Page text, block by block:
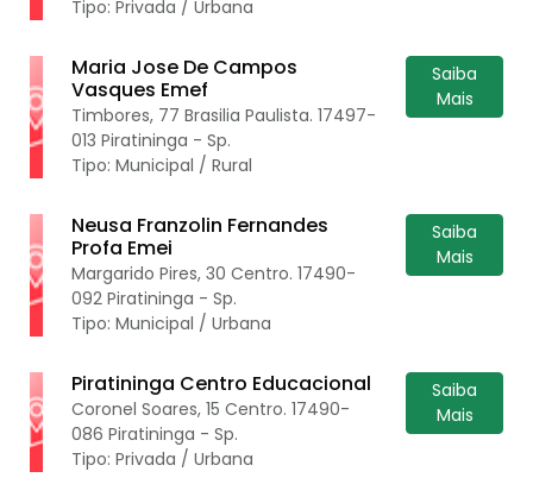
Tipo: Privada / Urbana
Maria Jose De Campos
Vasques Emef
Timbores, 77 Brasilia Paulista. 17497-
013 Piratininga - Sp.
Tipo: Municipal / Rural
Saiba
Mais
Neusa Franzolin Fernandes
Profa Emei
Margarido Pires, 30 Centro. 17490-
092 Piratininga - Sp.
Tipo: Municipal / Urbana
Saiba
Mais
Piratininga Centro Educacional
Coronel Soares, 15 Centro. 17490-
086 Piratininga - Sp.
Tipo: Privada / Urbana
Saiba
Mais